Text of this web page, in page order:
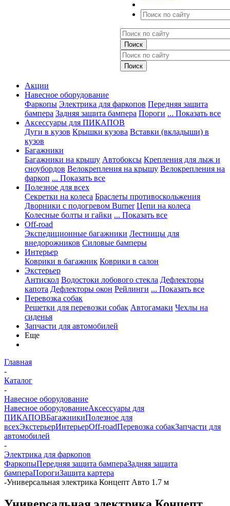
Акции
Навесное оборудование
Фаркопы Электрика для фаркопов Передняя защита
бампера Задняя защита бампера Пороги ... Показать все
Аксессуары для ПИКАПОВ
Дуги в кузов Крышки кузова Вставки (вкладыши) в
кузов
Багажники
Багажники на крышу Автобоксы Крепления для лыж и
сноубордов Велокрепления на крышу Велокрепления на
фаркоп ... Показать все
Полезное для всех
Секретки на колеса Браслеты противоскольжения
Дворники с подогревом Burner Цепи на колеса
Колесные болты и гайки ... Показать все
Off-road
Экспедиционные багажники Лестницы для
внедорожников Силовые бамперы
Интерьер
Коврики в багажник Коврики в салон
Экстерьер
Антискол Водостоки лобового стекла Дефлекторы
капота Дефлекторы окон Рейлинги ... Показать все
Перевозка собак
Решетки для перевозки собак Автогамаки Чехлы на
сиденья
Запчасти для автомобилей
Еще
Главная
-
Каталог
-
Навесное оборудование
Навесное оборудованиеАксессуары для
ПИКАПОВБагажникиПолезное для
всехЭкстерьерИнтерьерOff-roadПеревозка собакЗапчасти для
автомобилей
-
Электрика для фаркопов
ФаркопыПередняя защита бампераЗадняя защита
бампераПорогиЗащита картера
-Универсальная электрика Концепт Авто 1.7 м